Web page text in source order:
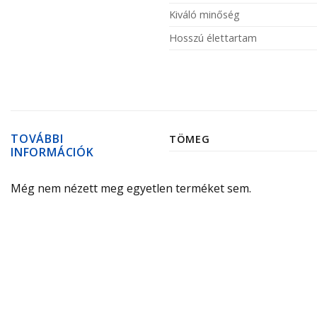
Kiváló minőség
Hosszú élettartam
TOVÁBBI
INFORMÁCIÓK
TÖMEG
Még nem nézett meg egyetlen terméket sem.